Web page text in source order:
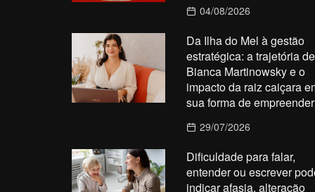
04/08/2026
Da Ilha do Mel à gestão
estratégica: a trajetória de
Bianca Martinowsky e o
impacto da raiz caiçara
sua forma de empreender
29/07/2026
Dificuldade para falar,
entender ou escrever
indicar afasia, alteração